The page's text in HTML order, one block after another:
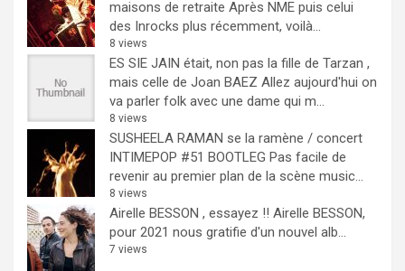
maisons de retraite Après NME puis celui
des Inrocks plus récemment, voilà...
8 views
ES SIE JAIN était, non pas la fille de Tarzan ,
mais celle de Joan BAEZ Allez aujourd'hui on
va parler folk avec une dame qui m...
8 views
SUSHEELA RAMAN se la ramène / concert
INTIMEPOP #51 BOOTLEG Pas facile de
revenir au premier plan de la scène music...
8 views
Airelle BESSON , essayez !! Airelle BESSON,
pour 2021 nous gratifie d'un nouvel alb...
7 views